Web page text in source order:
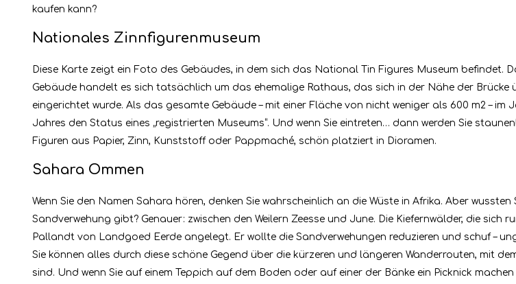
kaufen kann?
Nationales Zinnfigurenmuseum
Diese Karte zeigt ein Foto des Gebäudes, in dem sich das National Tin Figures Museum befindet.
Gebäude handelt es sich tatsächlich um das ehemalige Rathaus, das sich in der Nähe der Brücke
eingerichtet wurde. Als das gesamte Gebäude – mit einer Fläche von nicht weniger als 600 m2 – im
Jahres den Status eines „registrierten Museums“. Und wenn Sie eintreten… dann werden Sie
Figuren aus Papier, Zinn, Kunststoff oder Pappmaché, schön platziert in Dioramen.
Sahara Ommen
Wenn Sie den Namen Sahara hören, denken Sie wahrscheinlich an die Wüste in Afrika. Aber
Sandverwehung gibt? Genauer: zwischen den Weilern Zeesse und June. Die Kiefernwälder, die
Pallandt von Landgoed Eerde angelegt. Er wollte die Sandverwehungen reduzieren und schuf –
Sie können alles durch diese schöne Gegend über die kürzeren und längeren Wanderrouten, mit
sind. Und wenn Sie auf einem Teppich auf dem Boden oder auf einer der Bänke ein Picknick